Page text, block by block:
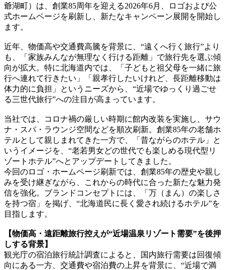
爺湖町）は、創業85周年を迎える2026年6月、ロゴおよび公
式ホームページを刷新し、新たなキャンペーン展開を開始し
ます。
近年、物価高や交通費高騰を背景に、“遠くへ行く旅行”より
も、「家族みんなが無理なく行ける距離」で旅行先を選ぶ傾
向が拡大。特に北海道内では、「子どもと祖父母を一緒に旅
行へ連れて行きたい」「親孝行したいけれど、長距離移動は
体力的に負担」というニーズから、“近場でゆっくり過ごせ
る三世代旅行”への注目が高まっています。
当社では、コロナ禍の厳しい時期に館内改装を実施し、サウ
ナ・スパ・ラウンジ空間などを順次刷新。創業85年の老舗ホ
テルとして親しまれてきた一方で、「昔ながらのホテル」と
いうイメージを、“老若男女どの世代でも楽しめる現代型リ
ゾートホテル”へとアップデートしてきました。
今回のロゴ・ホームページ刷新では、創業85年の歴史や親し
みを受け継ぎながら、これからの時代に合った新たな魅力発
信を強化。ブランドコンセプトには、「万（まん）の楽しさ
を持つ宿」を掲げ、“北海道民に長く愛され続けるホテル”を
目指します。
【物価高・遠距離旅行控えが“近場温泉リゾート需要”を後押
しする背景】
観光庁の宿泊旅行統計調査によると、国内旅行需要は回復傾
向にある一方、交通費や宿泊費の上昇を背景に、“近場で満